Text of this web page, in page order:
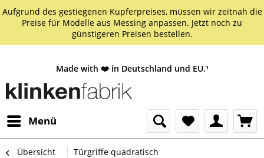
Aufgrund des gestiegenen Kupferpreises, müssen wir zeitnah die
Preise für Modelle aus Messing anpassen. Jetzt noch zu
günstigeren Preisen bestellen.
Made with ❤️ in Deutschland und EU.¹
Menü
Übersicht Türgriffe quadratisch